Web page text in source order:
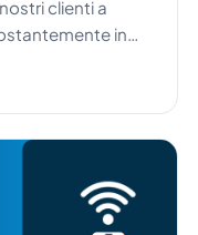
clienti a
in
ospitalità.
trovato un team
capace di
per snellire le
e lasciarsi alle